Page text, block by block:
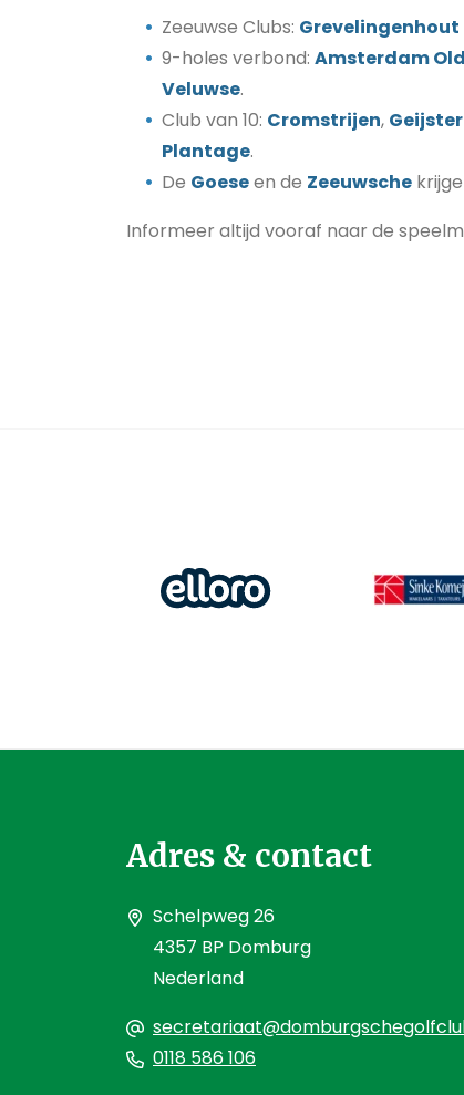
Zeeuwse Clubs: Grevelingenhout
9-holes verbond: Amsterdam
Veluwse.
Club van 10: Cromstrijen,
Plantage.
De Goeseen de Zeeuwsche
Informeer altijd vooraf naar de
Adres & contact
Schelpweg 26
4357 BP Domburg
Nederland
0118 586 106